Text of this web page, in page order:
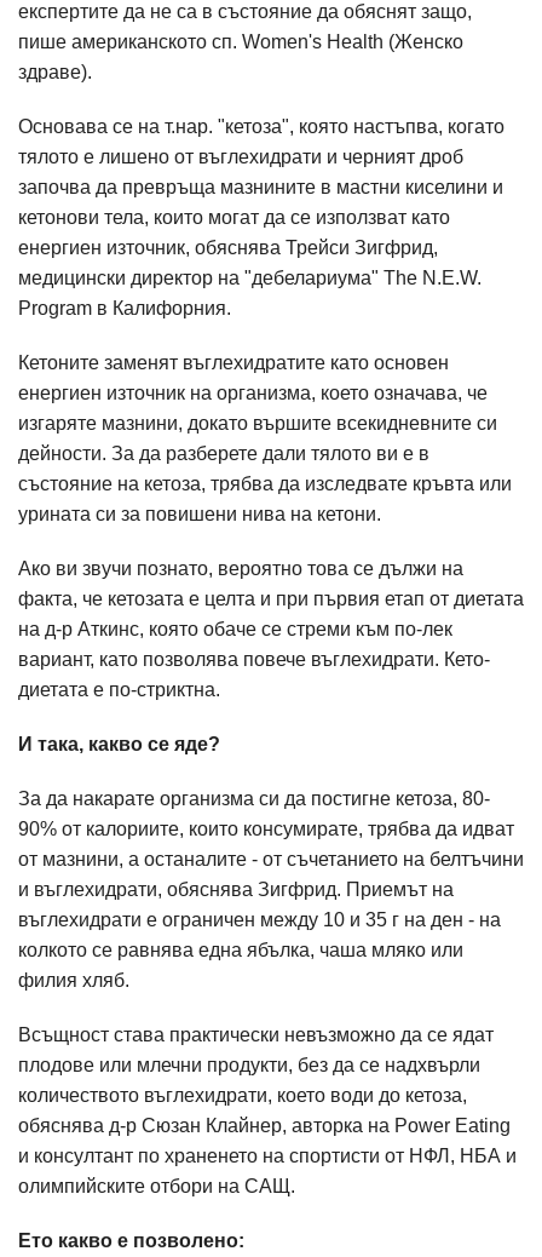
експертите да не са в състояние да обяснят защо,
пише американското сп. Women's Health (Женско
здраве).
Основава се на т.нар. "кетоза", която настъпва, когато
тялото е лишено от въглехидрати и черният дроб
започва да превръща мазнините в мастни киселини и
кетонови тела, които могат да се използват като
енергиен източник, обяснява Трейси Зигфрид,
медицински директор на "дебелариума" The N.E.W.
Program в Калифорния.
Кетоните заменят въглехидратите като основен
енергиен източник на организма, което означава, че
изгаряте мазнини, докато вършите всекидневните си
дейности. За да разберете дали тялото ви е в
състояние на кетоза, трябва да изследвате кръвта или
урината си за повишени нива на кетони.
Ако ви звучи познато, вероятно това се дължи на
факта, че кетозата е целта и при първия етап от диетата
на д-р Аткинс, която обаче се стреми към по-лек
вариант, като позволява повече въглехидрати. Кето-
диетата е по-стриктна.
И така, какво се яде?
За да накарате организма си да постигне кетоза, 80-
90% от калориите, които консумирате, трябва да идват
от мазнини, а останалите - от съчетанието на белтъчини
и въглехидрати, обяснява Зигфрид. Приемът на
въглехидрати е ограничен между 10 и 35 г на ден - на
колкото се равнява една ябълка, чаша мляко или
филия хляб.
Всъщност става практически невъзможно да се ядат
плодове или млечни продукти, без да се надхвърли
количеството въглехидрати, което води до кетоза,
обяснява д-р Сюзан Клайнер, авторка на Power Eating
и консултант по храненето на спортисти от НФЛ, НБА и
олимпийските отбори на САЩ.
Ето какво е позволено: